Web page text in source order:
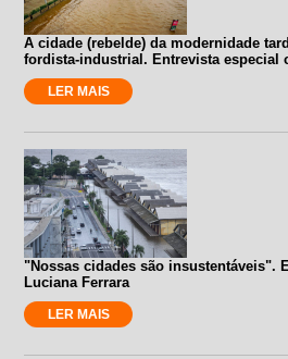
A cidade (rebelde) da modernidade
fordista-industrial. Entrevista especial
LER MAIS
"Nossas cidades são insustentáveis".
Luciana Ferrara
LER MAIS